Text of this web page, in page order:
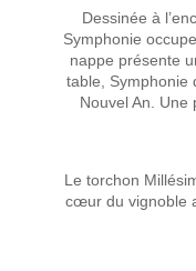
Dessinée à
Symphonie
nappe présente
table, Symphonie
Nouvel An. Une
Le torchon
cœur du vignoble